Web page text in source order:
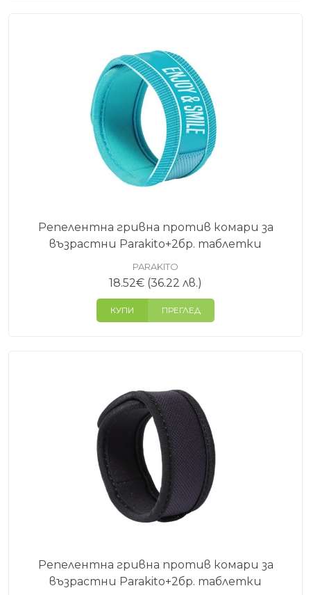
Репелентна гривна против комари за
възрастни Parakito+2бр. таблетки
PARAKITO
18.52€ (36.22 лв.)
КУПИ ПРЕГЛЕД
Репелентна гривна против комари за
възрастни Parakito+2бр. таблетки